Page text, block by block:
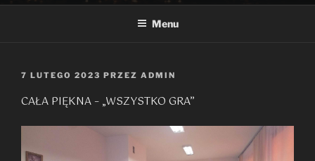
Menu
OPUBLIKOWANE
7 LUTEGO 2023 PRZEZ ADMIN
CAŁA PIĘKNA – „WSZYSTKO GRA”